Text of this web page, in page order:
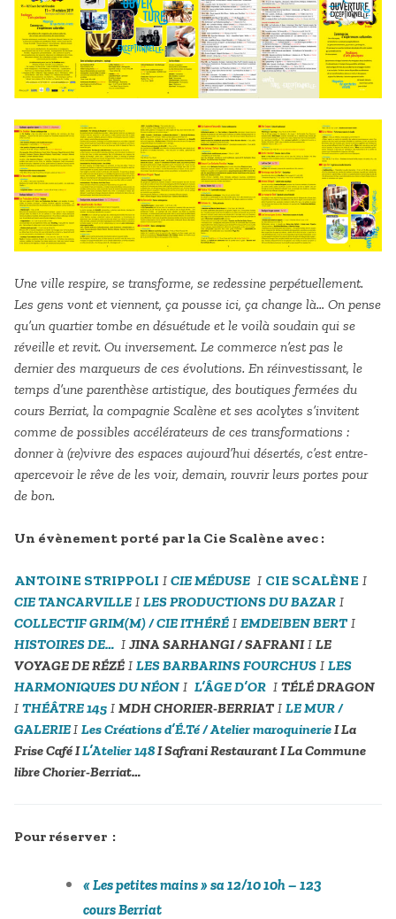
Une ville respire, se transforme, se redessine perpétuellement.
Les gens vont et viennent, ça pousse ici, ça change là… On pense
qu’un quartier tombe en désuétude et le voilà soudain qui se
réveille et revit. Ou inversement. Le commerce n’est pas le
dernier des marqueurs de ces évolutions. En réinvestissant, le
temps d’une parenthèse artistique, des boutiques fermées du
cours Berriat, la compagnie Scalène et ses acolytes s’invitent
comme de possibles accélérateurs de ces transformations :
donner à (re)vivre des espaces aujourd’hui désertés, c’est entre-
apercevoir le rêve de les voir, demain, rouvrir leurs portes pour
de bon.
Un évènement porté par la Cie Scalène avec :
ANTOINE STRIPPOLI I CIE MÉDUSE I CIE SCALÈNE I
CIE TANCARVILLE I LES PRODUCTIONS DU BAZAR I
COLLECTIF GRIM(M) / CIE ITHÉRÉ I EMDEIBEN BERT I
HISTOIRES DE… I JINA SARHANGI / SAFRANII LE
VOYAGE DE RÉZÉ I LES BARBARINS FOURCHUS I LES
HARMONIQUES DU NÉON I L’ÂGE D’OR I TÉLÉ DRAGON
I THÉÂTRE 145 I MDH CHORIER-BERRIAT I LE MUR /
GALERIE I Les Créations d’É.Té / Atelier maroquinerieI La
Frise Café IL’Atelier 148I Safrani Restaurant I La Commune
libre Chorier-Berriat…
Pour réserver :
« Les petites mains » sa 12/10 10h – 123
cours Berriat